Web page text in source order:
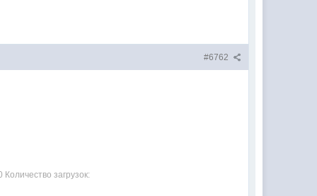
#6762
Количество загрузок: